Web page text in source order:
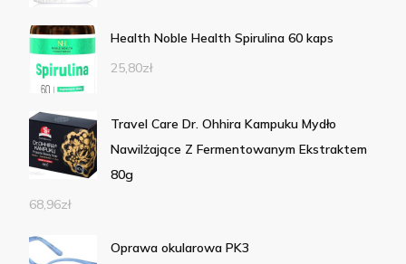
Health Noble Health Spirulina 60 kaps
25,80zł
Travel Care Dr. Ohhira Kampuku Mydło
Nawilżające Z Fermentowanym Ekstraktem
80g
68,96zł
Oprawa okularowa PK3